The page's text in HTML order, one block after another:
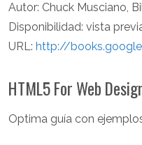
Autor: Chuck Musciano,
Disponibilidad: vista
URL: http://
HTML5 For Web
Optima guía con